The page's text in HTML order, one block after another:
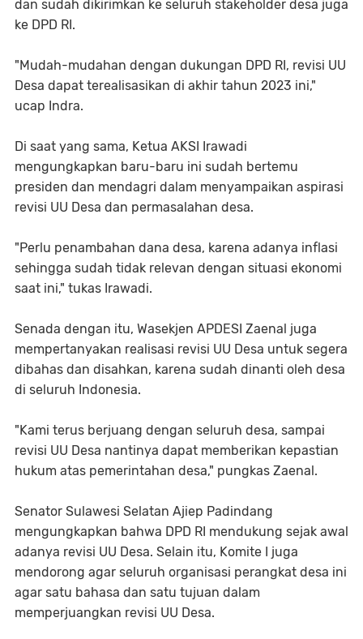
dan sudah dikirimkan ke seluruh stakeholder desa juga
ke DPD RI.
"Mudah-mudahan dengan dukungan DPD RI, revisi UU
Desa dapat terealisasikan di akhir tahun 2023 ini,"
ucap Indra.
Di saat yang sama, Ketua AKSI Irawadi
mengungkapkan baru-baru ini sudah bertemu
presiden dan mendagri dalam menyampaikan aspirasi
revisi UU Desa dan permasalahan desa.
"Perlu penambahan dana desa, karena adanya inflasi
sehingga sudah tidak relevan dengan situasi ekonomi
saat ini," tukas Irawadi.
Senada dengan itu, Wasekjen APDESI Zaenal juga
mempertanyakan realisasi revisi UU Desa untuk segera
dibahas dan disahkan, karena sudah dinanti oleh desa
di seluruh Indonesia.
"Kami terus berjuang dengan seluruh desa, sampai
revisi UU Desa nantinya dapat memberikan kepastian
hukum atas pemerintahan desa," pungkas Zaenal.
Senator Sulawesi Selatan Ajiep Padindang
mengungkapkan bahwa DPD RI mendukung sejak awal
adanya revisi UU Desa. Selain itu, Komite I juga
mendorong agar seluruh organisasi perangkat desa ini
agar satu bahasa dan satu tujuan dalam
memperjuangkan revisi UU Desa.